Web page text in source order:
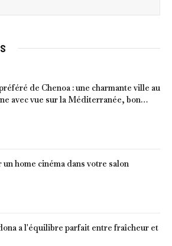
de Chenoa : une charmante ville au
avec vue sur la Méditerranée, bon
home cinéma dans votre salon
a l'équilibre parfait entre fraîcheur et